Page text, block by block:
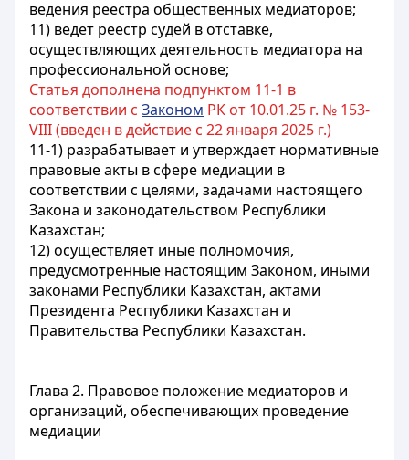
ведения реестра общественных медиаторов;
11) ведет реестр судей в отставке,
осуществляющих деятельность медиатора на
профессиональной основе;
Статья дополнена подпунктом 11-1 в
соответствии с Законом РК от 10.01.25 г. № 153-
VIII (введен в действие с 22 января 2025 г.)
11-1) разрабатывает и утверждает нормативные
правовые акты в сфере медиации в
соответствии с целями, задачами настоящего
Закона и законодательством Республики
Казахстан;
12) осуществляет иные полномочия,
предусмотренные настоящим Законом, иными
законами Республики Казахстан, актами
Президента Республики Казахстан и
Правительства Республики Казахстан.
Глава 2. Правовое положение медиаторов и
организаций, обеспечивающих проведение
медиации